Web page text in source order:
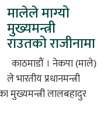
मालेले माग्यो
मुख्यमन्त्री
राउतको राजीनामा
काठमाडौं । नेकपा (माले)
ले भारतीय प्रधानमन्त्री
मुख्यमन्त्री लालबहादुर